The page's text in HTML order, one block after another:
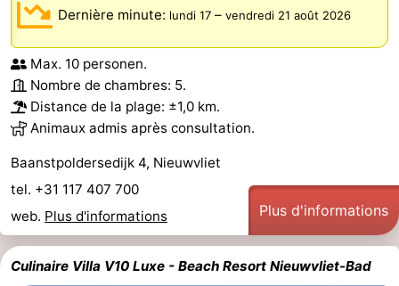
Dernière minute: lundi 17 – vendredi 21 août 2026
Max. 10 personen.
Nombre de chambres: 5.
Distance de la plage: ±1,0 km.
Animaux admis après consultation.
Baanstpoldersedijk 4, Nieuwvliet
tel. +31 117 407 700
web. Plus d'informations Plus d'informations
Culinaire Villa V10 Luxe - Beach Resort Nieuwvliet-Bad